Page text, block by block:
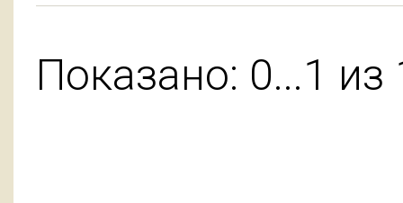
Показано: 0...1 из